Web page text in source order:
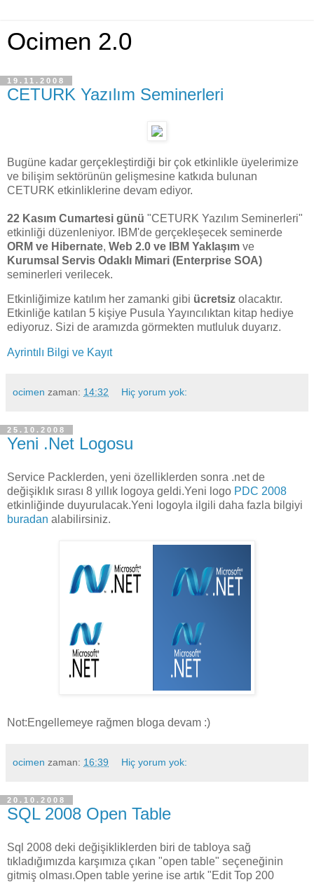
Ocimen 2.0
19.11.2008
CETURK Yazılım Seminerleri
Bugüne kadar gerçekleştirdiği bir çok etkinlikle üyelerimize
ve bilişim sektörünün gelişmesine katkıda bulunan
CETURK etkinliklerine devam ediyor.
22 Kasım Cumartesi günü "CETURK Yazılım Seminerleri"
etkinliği düzenleniyor. IBM'de gerçekleşecek seminerde
ORM ve Hibernate, Web 2.0 ve IBM Yaklaşım ve
Kurumsal Servis Odaklı Mimari (Enterprise SOA)
seminerleri verilecek.
Etkinliğimize katılım her zamanki gibi ücretsiz olacaktır.
Etkinliğe katılan 5 kişiye Pusula Yayıncılıktan kitap hediye
ediyoruz. Sizi de aramızda görmekten mutluluk duyarız.
Ayrintılı Bilgi ve Kayıt
ocimen zaman: 14:32 Hiç yorum yok:
25.10.2008
Yeni .Net Logosu
Service Packlerden, yeni özelliklerden sonra .net de
değişiklık sırası 8 yıllık logoya geldi.Yeni logo PDC 2008
etkinliğinde duyurulacak.Yeni logoyla ilgili daha fazla bilgiyi
buradan alabilirsiniz.
Not:Engellemeye rağmen bloga devam :)
ocimen zaman: 16:39 Hiç yorum yok:
20.10.2008
SQL 2008 Open Table
Sql 2008 deki değişikliklerden biri de tabloya sağ
tıkladığımızda karşımıza çıkan "open table" seçeneğinin
gitmiş olması.Open table yerine ise artık "Edit Top 200